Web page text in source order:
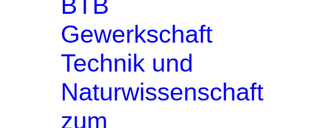
Gewerkschaft
Technik und
Naturwissenschaft
zum